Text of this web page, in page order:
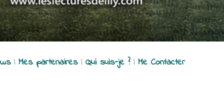
| Mes partenaires| Qui suis-je ?| Me Contacter